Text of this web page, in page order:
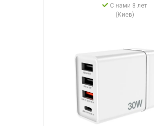
С нами 8 лет
(Киев)